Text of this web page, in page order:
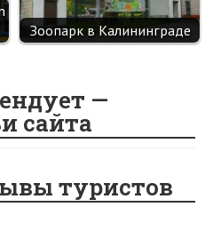
Зоопарк в Калининграде
—
сайта
туристов